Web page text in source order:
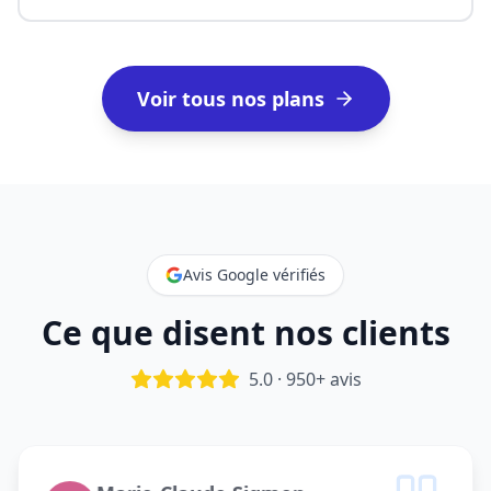
Voir tous nos plans
Avis Google vérifiés
Ce que disent nos clients
5.0 · 950+ avis